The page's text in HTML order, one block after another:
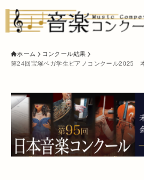
ホーム
コンクール結果
第24回宝塚ベガ学生ピアノコンクール2025